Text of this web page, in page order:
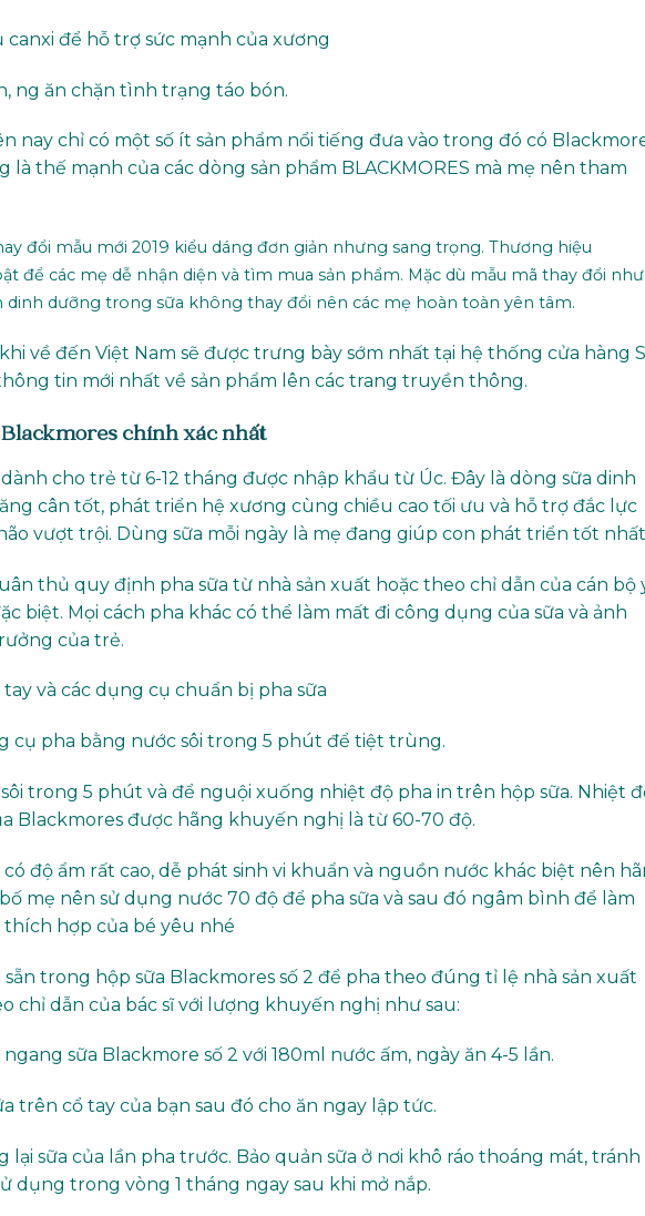
canxi để hỗ trợ sức mạnh của xương
ng ăn chặn tình trạng táo bón.
nay chỉ có một số ít sản phẩm nổi tiếng đưa vào trong đó có
là thế mạnh của các dòng sản phẩm BLACKMORES mà mẹ nên tham
đổi mẫu mới 2019 kiểu dáng đơn giản nhưng sang trọng. Thương hiệu
để các mẹ dễ nhận diện và tìm mua sản phẩm. Mặc dù mẫu mã thay đổi
dưỡng trong sữa không thay đổi nên các mẹ hoàn toàn yên tâm.
về đến Việt Nam sẽ được trưng bày sớm nhất tại hệ thống cửa hàng
tin mới nhất về sản phẩm lên các trang truyền thông.
Blackmores chính xác nhất
dành cho trẻ từ 6-12 tháng được nhập khẩu từ Úc. Đây là dòng sữa dinh
cân tốt, phát triển hệ xương cùng chiều cao tối ưu và hỗ trợ đắc lực
vượt trội. Dùng sữa mỗi ngày là mẹ đang giúp con phát triển tốt
thủ quy định pha sữa từ nhà sản xuất hoặc theo chỉ dẫn của cán bộ
biệt. Mọi cách pha khác có thể làm mất đi công dụng của sữa và ảnh
của trẻ.
và các dụng cụ chuẩn bị pha sữa
cụ pha bằng nước sôi trong 5 phút để tiệt trùng.
trong 5 phút và để nguội xuống nhiệt độ pha in trên hộp sữa. Nhiệt
Blackmores được hãng khuyến nghị là từ 60-70 độ.
độ ẩm rất cao, dễ phát sinh vi khuẩn và nguồn nước khác biệt nên
mẹ nên sử dụng nước 70 độ để pha sữa và sau đó ngâm bình để làm
thích hợp của bé yêu nhé
trong hộp sữa Blackmores số 2 để pha theo đúng tỉ lệ nhà sản xuất
chỉ dẫn của bác sĩ với lượng khuyến nghị như sau:
sữa Blackmore số 2 với 180ml nước ấm, ngày ăn 4-5 lần.
trên cổ tay của bạn sau đó cho ăn ngay lập tức.
lại sữa của lần pha trước. Bảo quản sữa ở nơi khô ráo thoáng mát, tránh
dụng trong vòng 1 tháng ngay sau khi mở nắp.